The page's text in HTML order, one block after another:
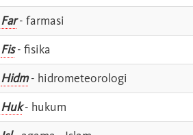
Far- farmasi
Fis- fisika
Hidm- hidrometeorologi
Huk- hukum